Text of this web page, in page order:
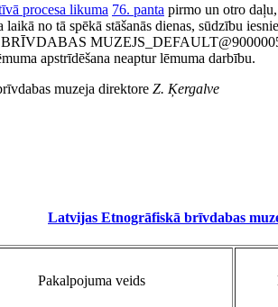
procesa likuma 76. panta pirmo un otro daļu,
laikā no tā spēkā stāšanās dienas, sūdzību
apstrīdēšana neaptur lēmuma darbību.
muzeja direktore Z. Ķergalve
Latvijas Etnogrāfiskā brīvdabas
Pakalpojuma veids